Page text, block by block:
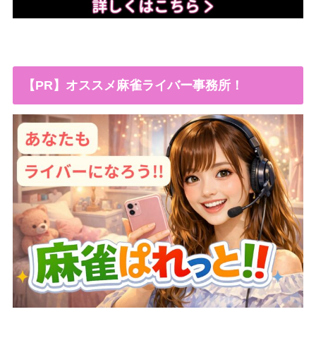
【PR】オススメ麻雀ライバー事務所！